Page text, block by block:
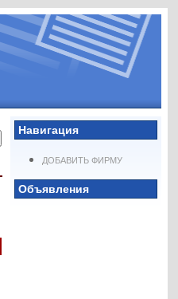
Навигация
ДОБАВИТЬ ФИРМУ
Объявления